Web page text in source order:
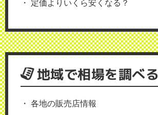
定価よりいくら安くなる？
地域で相場を調べる
各地の販売店情報